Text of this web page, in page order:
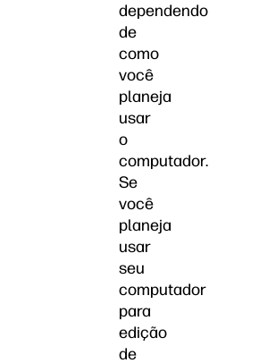
dependendo
de
como
você
planeja
usar
o
computador.
Se
você
planeja
usar
seu
computador
para
edição
de